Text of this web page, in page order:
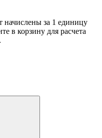
начислены за 1 единицу
в корзину для расчета